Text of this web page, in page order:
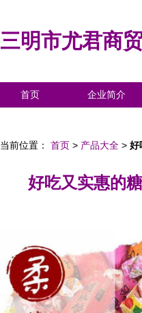
三明市尤君商
首页 企业简介
当前位置： 首页 > 产品大全 > 好
好吃又实惠的